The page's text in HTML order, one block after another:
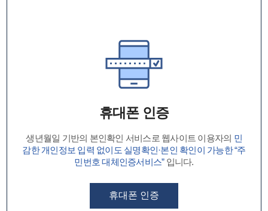
휴대폰 인증
생년월일 기반의 본인확인 서비스로 웹사이트 이용자의 민
감한 개인정보 입력 없이도 실명확인·본인 확인이 가능한 “주
민번호 대체인증서비스”입니다.
휴대폰 인증